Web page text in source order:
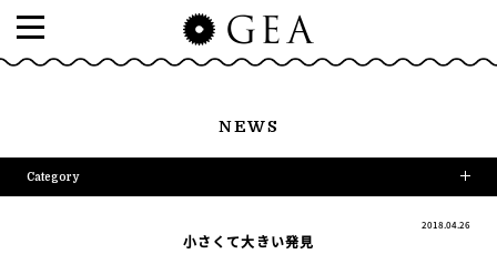
NEWS
Category
2018.04.26
小さくて大きい発見